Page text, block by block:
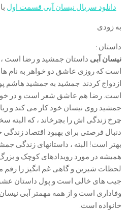
دانلود سریال نیسان آبی قسمت اول
به زودی
داستان :
نیسان آبی داستان جمشید و رضا است
است که روزی عاشق دو خواهر به نام
ازدواج کردند. جمشید به جمشید هاشم
است. رضا هم عاشق شعر است و در
جمشید روی نیسان خود کار می کند و
چرخ زندگی اش را بچرخاند ، که البته
دنبال فرصتی برای بهبود اقتصاد
بهتر است! البته ، داستانهای زندگی
همیشه در مورد رویدادهای کوچک و
لحظات شیرین و گاهی غم انگیز را رقم
جیب های خالی است و پول داستان عشق
وفاداری است و از همه مهمتر آبی نیسان
خانواده است.